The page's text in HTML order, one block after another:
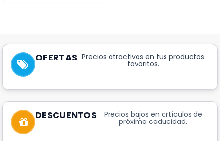
OFERTAS Precios atractivos en tus productos
favoritos.
DESCUENTOS Precios bajos en artículos de
próxima caducidad.